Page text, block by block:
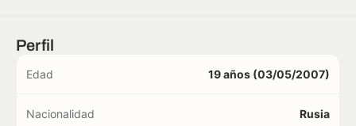
Perfil
Edad 19 años (03/05/2007)
Nacionalidad Rusia